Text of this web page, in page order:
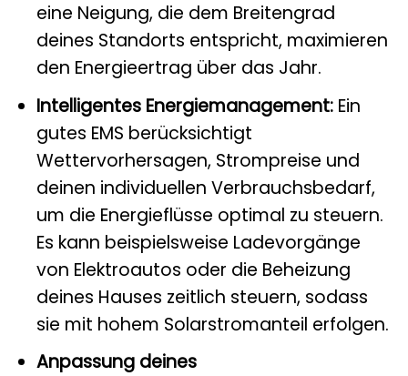
eine Neigung, die dem Breitengrad
deines Standorts entspricht, maximieren
den Energieertrag über das Jahr.
Intelligentes Energiemanagement:Ein
gutes EMS berücksichtigt
Wettervorhersagen, Strompreise und
deinen individuellen Verbrauchsbedarf,
um die Energieflüsse optimal zu steuern.
Es kann beispielsweise Ladevorgänge
von Elektroautos oder die Beheizung
deines Hauses zeitlich steuern, sodass
sie mit hohem Solarstromanteil erfolgen.
Anpassung deines